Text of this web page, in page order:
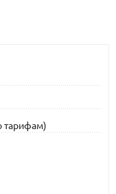
тарифам)